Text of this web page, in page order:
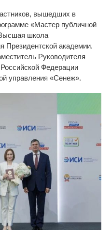
вышедших в
«Мастер публичной
школа
Президентской академии.
Руководителя
Федерации
управления «Сенеж».